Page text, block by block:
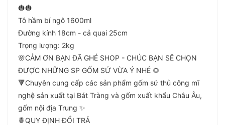
🎃🎃
Tô hầm bí ngô 1600ml
Đường kính 18cm - cả quai 25cm
Trọng lượng: 2kg
🌸CẢM ƠN BẠN ĐÃ GHÉ SHOP - CHÚC BẠN SẼ CHỌN
ĐƯỢC NHỮNG SP GỐM SỨ VỪA Ý NHÉ 🌻
🔻Chuyên cung cấp các sản phẩm gốm sứ thủ công mĩ
nghệ sản xuất tại Bát Tràng và gốm xuất khẩu Châu Âu,
gốm nội địa Trung ✨
🍍QUY ĐỊNH ĐỔI TRẢ